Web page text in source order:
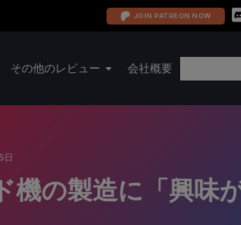
JOIN PATREON NOW
その他のレビュー 会社概要
日
の製造に「興味